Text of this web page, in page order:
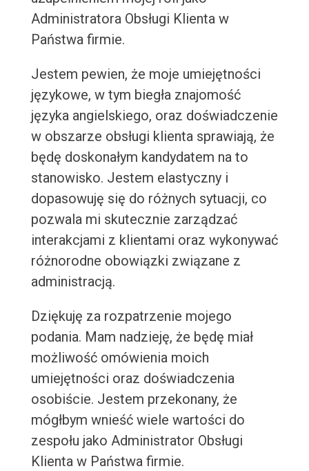
Administratora Obsługi Klienta w
Państwa firmie.
Jestem pewien, że moje umiejętności
językowe, w tym biegła znajomość
języka angielskiego, oraz doświadczenie
w obszarze obsługi klienta sprawiają, że
będę doskonałym kandydatem na to
stanowisko. Jestem elastyczny i
dopasowuję się do różnych sytuacji, co
pozwala mi skutecznie zarządzać
interakcjami z klientami oraz wykonywać
różnorodne obowiązki związane z
administracją.
Dziękuję za rozpatrzenie mojego
podania. Mam nadzieję, że będę miał
możliwość omówienia moich
umiejętności oraz doświadczenia
osobiście. Jestem przekonany, że
mógłbym wnieść wiele wartości do
zespołu jako Administrator Obsługi
Klienta w Państwa firmie.